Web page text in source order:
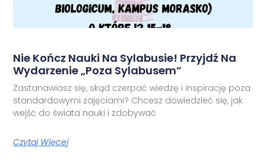
Nie Kończ Nauki Na Sylabusie! Przyjdź Na
Wydarzenie „Poza Sylabusem”
Zastanawiasz się, skąd czerpać wiedzę i inspirację poza
standardowymi zajęciami? Chcesz dowiedzieć się, jak
wejść do świata nauki i zdobywać
Czytaj Więcej